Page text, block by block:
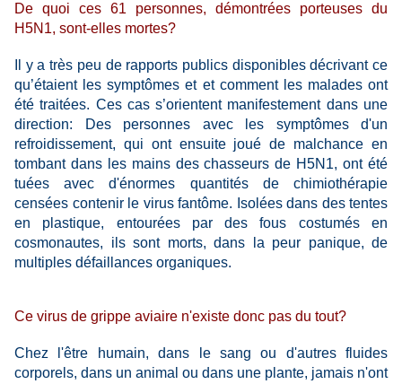
De quoi ces 61 personnes, démontrées porteuses du
H5N1, sont-elles mortes?
Il y a très peu de rapports publics disponibles décrivant ce
qu’étaient les symptômes et et comment les malades ont
été traitées. Ces cas s’orientent manifestement dans une
direction: Des personnes avec les symptômes d'un
refroidissement, qui ont ensuite joué de malchance en
tombant dans les mains des chasseurs de H5N1, ont été
tuées avec d'énormes quantités de chimiothérapie
censées contenir le virus fantôme. Isolées dans des tentes
en plastique, entourées par des fous costumés en
cosmonautes, ils sont morts, dans la peur panique, de
multiples défaillances organiques.
Ce virus de grippe aviaire n'existe donc pas du tout?
Chez l'être humain, dans le sang ou d'autres fluides
corporels, dans un animal ou dans une plante, jamais n'ont